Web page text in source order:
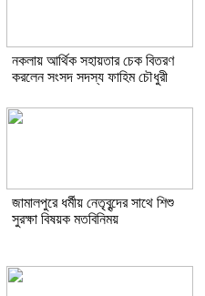
নকলায় আর্থিক সহায়তার চেক বিতরণ
করলেন সংসদ সদস্য ফাহিম চৌধুরী
জামালপুরে ধর্মীয় নেতৃবৃন্দের সাথে শিশু
সুরক্ষা বিষয়ক মতবিনিময়